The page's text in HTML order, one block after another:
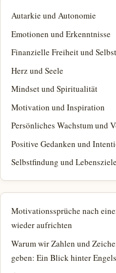
Autarkie und Autonomie
Emotionen und Erkenntnisse
Finanzielle Freiheit und
Herz und Seele
Mindset und Spiritualität
Motivation und Inspiration
Persönliches Wachstum und
Positive Gedanken und
Selbstfindung und Lebensziele
Motivationssprüche nach
wieder aufrichten
Warum wir Zahlen und
geben: Ein Blick hinter